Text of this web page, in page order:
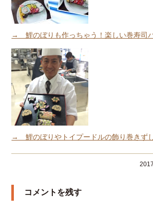
→ 鯉のぼりも作っちゃう！楽しい巻寿司
→ 鯉のぼりやトイプードルの飾り巻きず
コメントを残す